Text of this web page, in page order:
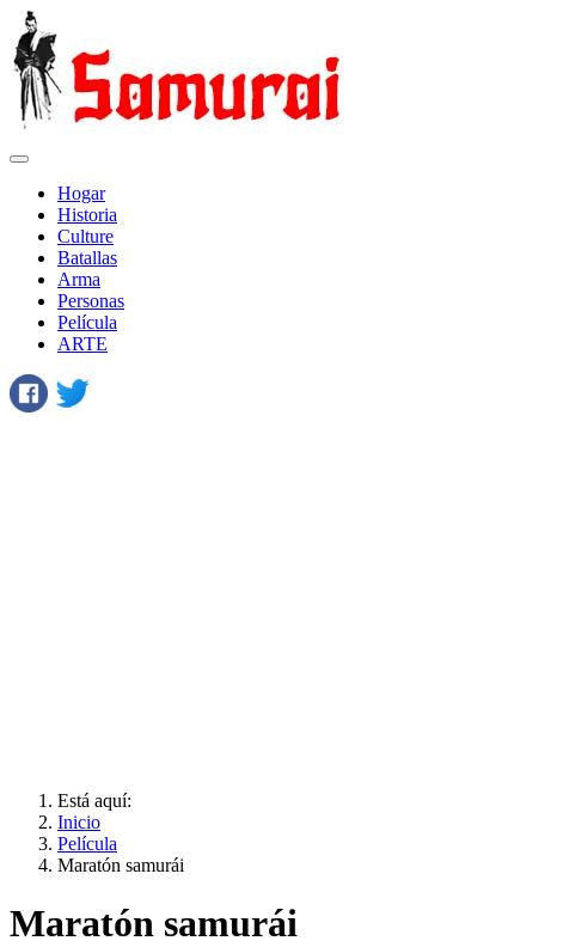
Hogar
Historia
Сulture
Batallas
Arma
Personas
Película
ARTE
Está aquí:
Inicio
Película
Maratón samurái
Maratón samurái